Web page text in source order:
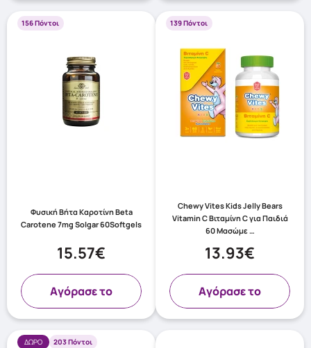
156 Πόντοι
Φυσική Βήτα Καροτίνη Beta
Carotene 7mg Solgar 60Softgels
15.57€
Aγόρασε το
139 Πόντοι
Chewy Vites Kids Jelly Bears
Vitamin C Βιταμίνη C για Παιδιά
60 Μασώμε …
13.93€
Aγόρασε το
ΔΩΡΟ 203 Πόντοι